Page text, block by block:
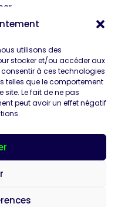
utilisons des
stocker et/ou accéder aux
à ces technologies
telles que le comportement
site. Le fait de ne pas
peut avoir un effet négatif
Contact